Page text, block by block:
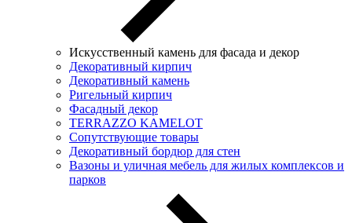
Искусственный камень для фасада и декор
Декоративный кирпич
Декоративный камень
Ригельный кирпич
Фасадный декор
TERRAZZO KAMELOT
Сопутствующие товары
Декоративный бордюр для стен
Вазоны и уличная мебель для жилых комплексов и
парков